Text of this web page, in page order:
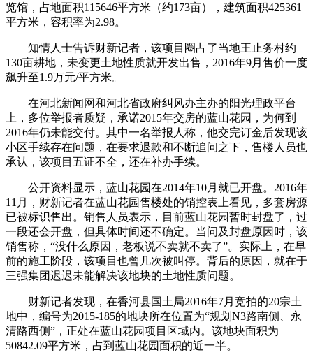
览馆，占地面积115646平方米（约173亩），建筑面积425361
平方米，容积率为2.98。
知情人士告诉财新记者，该项目圈占了当地王止务村约
130亩耕地，未变更土地性质就开发出售，2016年9月售价一度
飙升至1.9万元/平方米。
在河北新闻网和河北省政府纠风办主办的阳光理政平台
上，多位举报者质疑，承诺2015年交房的蓝山花园，为何到
2016年仍未能交付。其中一名举报人称，他交完订金后发现该
小区手续存在问题，在要求退款和不断追问之下，售楼人员也
承认，该项目五证不全，还在补办手续。
公开资料显示，蓝山花园在2014年10月就已开盘。2016年
11月，财新记者在蓝山花园售楼处的销控表上看见，多套房源
已被标识售出。销售人员表示，目前蓝山花园暂时封盘了，过
一段还会开盘，但具体时间还不确定。当问及封盘原因时，该
销售称，“没什么原因，老板说不卖就不卖了”。实际上，在早
前的施工阶段，该项目也曾几次被叫停。背后的原因，就在于
三强集团迟迟未能解决该地块的土地性质问题。
财新记者发现，在香河县国土局2016年7月竞拍的20宗土
地中，编号为2015-185的地块所在位置为“规划N3路南侧、永
清路西侧”，正处在蓝山花园项目区域内。该地块面积为
50842.09平方米，占到蓝山花园面积的近一半。